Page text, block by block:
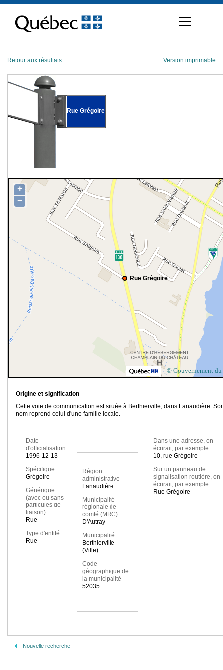
contenu
Retour aux résultats Version imprimable
Rue Grégoire
Rue Grégoire
+
−
© Gouvernement du
Origine et signification
Cette voie de communication est située à Berthierville, dans Lanaudière.
nom reprend celui d'une famille locale.
Date
d'officialisation
1996-12-13
Spécifique
Grégoire
Générique
(avec ou sans
particules de
liaison)
Rue
Type d'entité
Rue
Région
administrative
Lanaudière
Municipalité
régionale de
comté (MRC)
D'Autray
Municipalité
Berthierville
(Ville)
Code
géographique de
la municipalité
52035
Dans une adresse, on
écrirait, par exemple :
10, rue Grégoire
Sur un panneau de
signalisation routière, on
écrirait, par exemple :
Rue Grégoire
Nouvelle recherche